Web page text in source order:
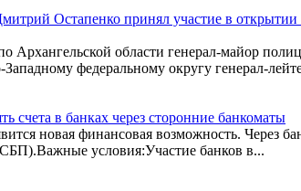
Остапенко принял участие в
Архангельской области генерал-майор
федеральному округу генерал-
счета в банках через сторонние банкоматы
новая финансовая возможность. Через
условия:Участие банков в...